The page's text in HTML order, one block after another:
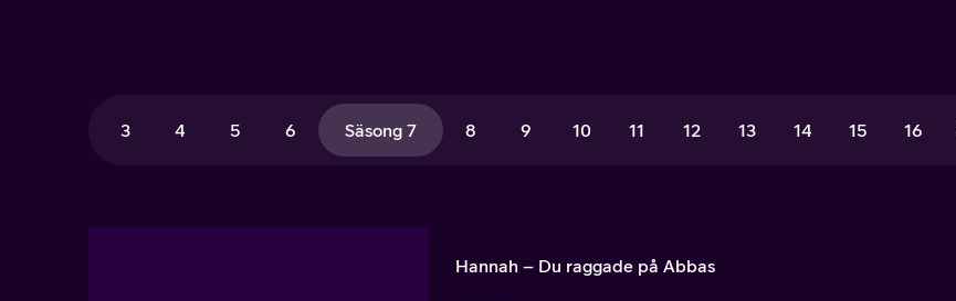
3 4 5 6 Säsong 7 8 9 10 11 12 13 14 15 16
Hannah – Du raggade på Abbas